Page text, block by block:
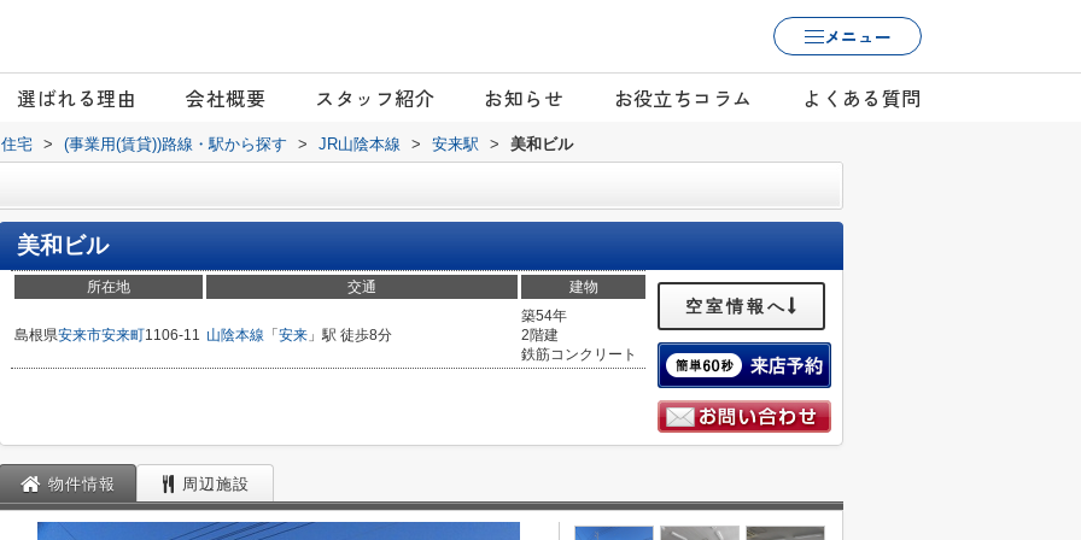
メニュー
選ばれる理由 会社概要 スタッフ紹介 お知らせ お役立ちコラム よくある質問
宅 > (事業用(賃貸))路線・駅から探す > JR山陰本線 > 安来駅 > 美和ビル
美和ビル
所在地 交通 建物
島根県安来市安来町1106-11 山陰本線 「 安来 」駅 徒歩8分
築54年
2階建
鉄筋コンクリート
空室情報へ
物件情報 周辺施設